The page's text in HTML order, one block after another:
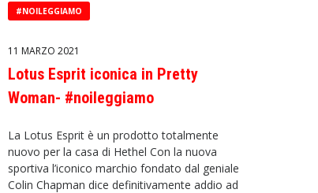
#NOILEGGIAMO
11 MARZO 2021
Lotus Esprit iconica in Pretty
Woman- #noileggiamo
La Lotus Esprit è un prodotto totalmente
nuovo per la casa di Hethel Con la nuova
sportiva l’iconico marchio fondato dal geniale
Colin Chapman dice definitivamente addio ad